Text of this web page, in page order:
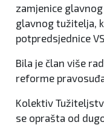
zamjenice
glavnog tužitelja,
potpredsjednice
Bila je član više
reforme
Kolektiv
se oprašta od